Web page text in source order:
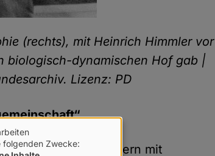
(rechts), mit Heinrich Himmler vor
biologisch-dynamischen Hof gab |
Lizenz: PD
wichtigen Praxisfeldern mit
folgenden Zwecke: